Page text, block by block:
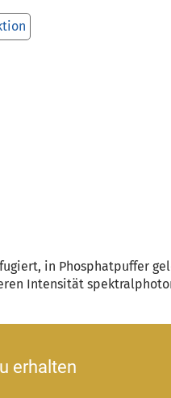
in Phosphatpuffer
Intensität
erhalten